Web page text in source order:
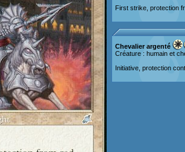
First strike, protection
Chevalier argenté
Créature : humain et
Initiative, protection